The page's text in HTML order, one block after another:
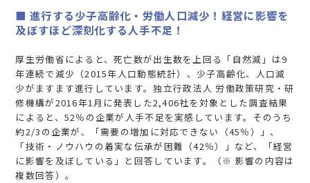
■ 進行する少子高齢化・労働人口減少！経営に影響を
及ぼすほど深刻化する人手不足！
厚生労働省によると、死亡数が出生数を上回る「自然減」は9
年連続で減少（2015年人口動態統計）、少子高齢化、人口減
少がますます進行しています。独立行政法人 労働政策研究・研
修機構が2016年1月に発表した2,406社を対象とした調査結果
によると、52％の企業が人手不足を実感しています。そのうち
約2/3の企業が、「需要の増加に対応できない（45％）」、
「技術・ノウハウの着実な伝承が困難（42％）」など、「経営
に影響を及ぼしている」と回答しています。（※ 影響の内容は
複数回答）。